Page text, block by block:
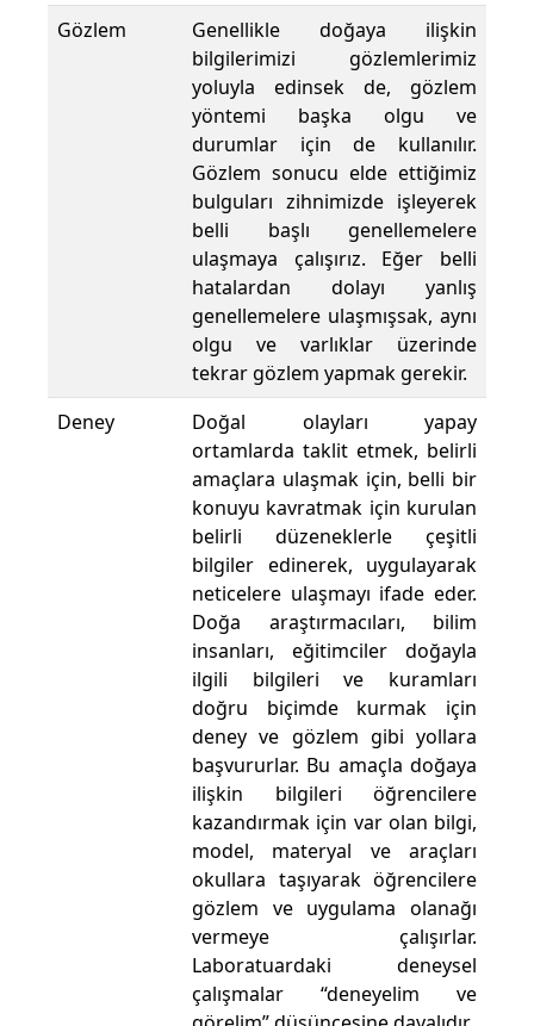
Gözlem
Genellikle doğaya ilişkin
bilgilerimizi gözlemlerimiz
yoluyla edinsek de, gözlem
yöntemi başka olgu ve
durumlar için de kullanılır.
Gözlem sonucu elde ettiğimiz
bulguları zihnimizde işleyerek
belli başlı genellemelere
ulaşmaya çalışırız. Eğer belli
hatalardan dolayı yanlış
genellemelere ulaşmışsak, aynı
olgu ve varlıklar üzerinde
tekrar gözlem yapmak gerekir.
Deney
Doğal olayları yapay
ortamlarda taklit etmek, belirli
amaçlara ulaşmak için, belli bir
konuyu kavratmak için kurulan
belirli düzeneklerle çeşitli
bilgiler edinerek, uygulayarak
neticelere ulaşmayı ifade eder.
Doğa araştırmacıları, bilim
insanları, eğitimciler doğayla
ilgili bilgileri ve kuramları
doğru biçimde kurmak için
deney ve gözlem gibi yollara
başvururlar. Bu amaçla doğaya
ilişkin bilgileri öğrencilere
kazandırmak için var olan bilgi,
model, materyal ve araçları
okullara taşıyarak öğrencilere
gözlem ve uygulama olanağı
vermeye çalışırlar.
Laboratuardaki deneysel
çalışmalar “deneyelim ve